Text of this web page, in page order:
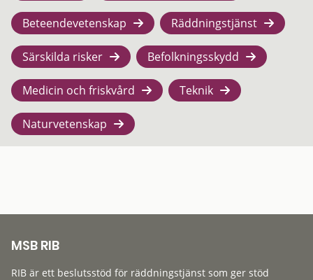
Beteendevetenskap Räddningstjänst
Särskilda risker Befolkningsskydd
Medicin och friskvård Teknik
Naturvetenskap
MSB RIB
RIB är ett beslutsstöd för räddningstjänst som ger stöd